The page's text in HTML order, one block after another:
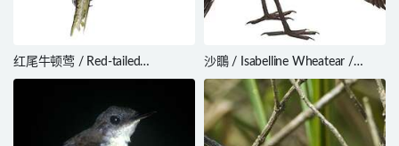
红尾牛顿莺 / Red-tailed
Newtonia / Newtonia fanovanae
沙䳭 / Isabelline Wheatear /
Oenanthe isabellina